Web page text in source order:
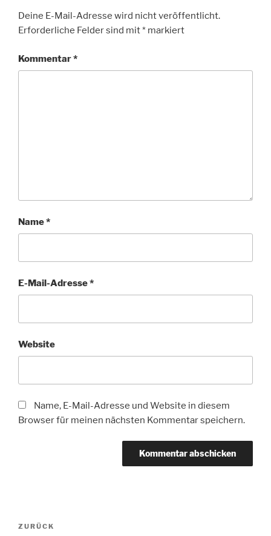
Deine E-Mail-Adresse wird nicht veröffentlicht.
Erforderliche Felder sind mit* markiert
Kommentar*
Name*
E-Mail-Adresse*
Website
Name, E-Mail-Adresse und Website in diesem
Browser für meinen nächsten Kommentar speichern.
Beitragsnavigation
Vorheriger
ZURÜCK